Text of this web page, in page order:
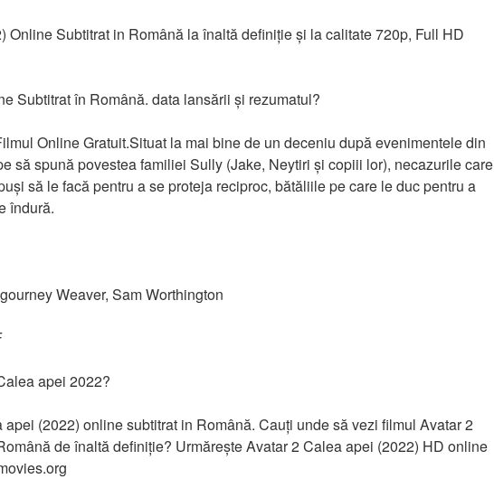
Online Subtitrat in Română la înaltă definiție și la calitate 720p, Full HD
Subtitrat în Română. data lansării și rezumatul?
Online Gratuit.Situat la mai bine de un deceniu după evenimentele din
să spună povestea familiei Sully (Jake, Neytiri și copiii lor), necazurile care
să le facă pentru a se proteja reciproc, bătăliile pe care le duc pentru a
îndură.
Weaver, Sam Worthington
apei 2022?
(2022) online subtitrat in Română. Cauți unde să vezi filmul Avatar 2
de înaltă definiție? Urmărește Avatar 2 Calea apei (2022) HD online